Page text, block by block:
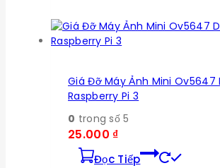
Giá Đỡ Máy Ảnh Mini Ov5647
Raspberry Pi 3
0 trong số 5
25.000 ₫
Đọc Tiếp